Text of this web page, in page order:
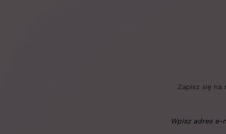
Zapisz się